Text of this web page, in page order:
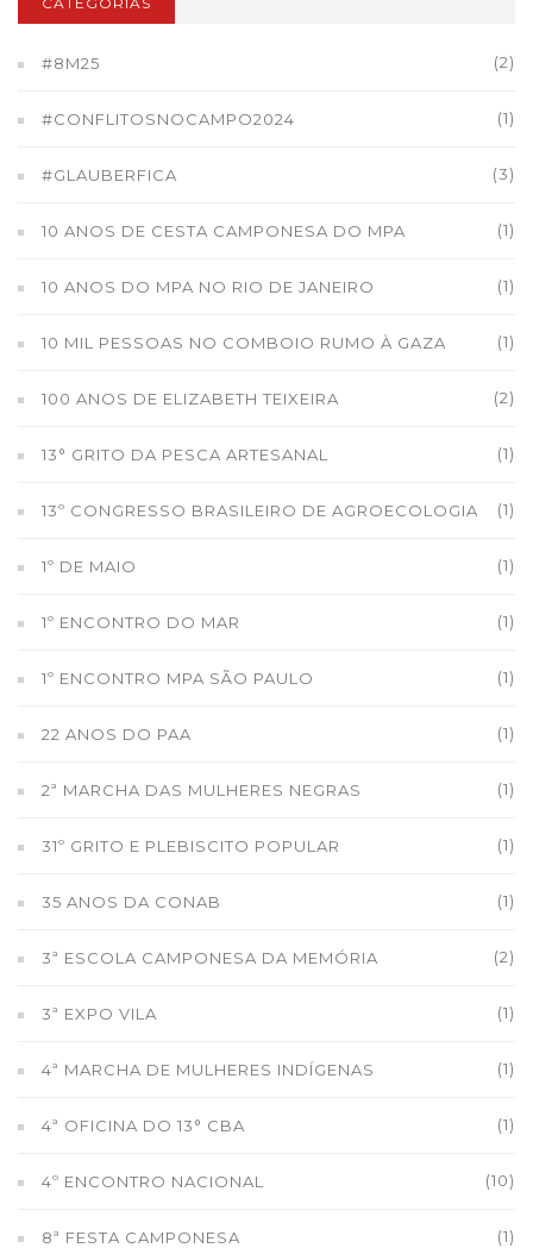
#8M25 (2)
#CONFLITOSNOCAMPO2024 (1)
#GLAUBERFICA (3)
10 ANOS DE CESTA CAMPONESA DO MPA (1)
10 ANOS DO MPA NO RIO DE JANEIRO (1)
10 MIL PESSOAS NO COMBOIO RUMO À GAZA (1)
100 ANOS DE ELIZABETH TEIXEIRA (2)
13° GRITO DA PESCA ARTESANAL (1)
13º CONGRESSO BRASILEIRO DE AGROECOLOGIA (1)
1º DE MAIO (1)
1º ENCONTRO DO MAR (1)
1º ENCONTRO MPA SÃO PAULO (1)
22 ANOS DO PAA (1)
2ª MARCHA DAS MULHERES NEGRAS (1)
31º GRITO E PLEBISCITO POPULAR (1)
35 ANOS DA CONAB (1)
3ª ESCOLA CAMPONESA DA MEMÓRIA (2)
3ª EXPO VILA (1)
4ª MARCHA DE MULHERES INDÍGENAS (1)
4ª OFICINA DO 13° CBA (1)
4º ENCONTRO NACIONAL (10)
8ª FESTA CAMPONESA (1)